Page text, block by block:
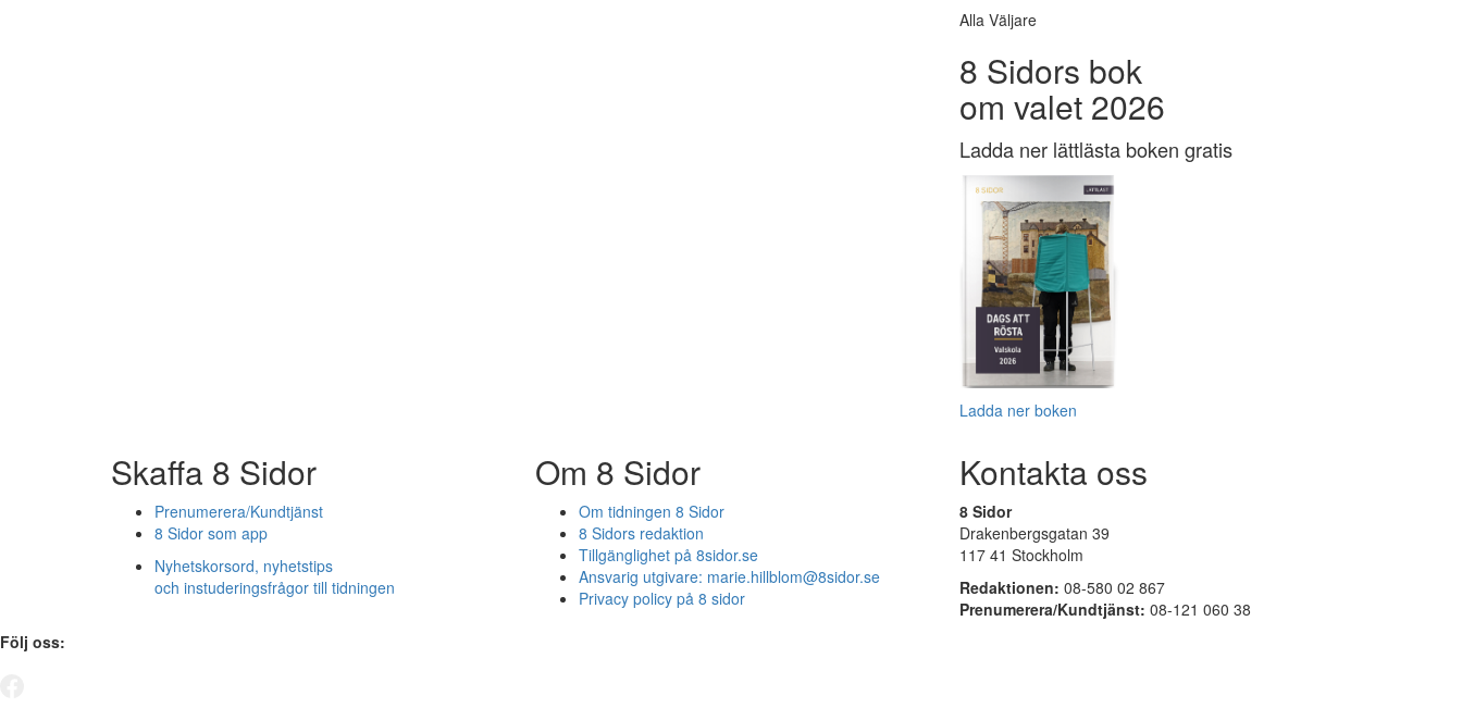
Alla Väljare
8 Sidors bok
om valet 2026
Ladda ner lättlästa boken gratis
Ladda ner boken
Skaffa 8 Sidor
Prenumerera/Kundtjänst
8 Sidor som app
Nyhetskorsord, nyhetstips
och instuderingsfrågor till tidningen
Om 8 Sidor
Om tidningen 8 Sidor
8 Sidors redaktion
Tillgänglighet på 8sidor.se
Ansvarig utgivare: marie.hillblom@8sidor.se
Privacy policy på 8 sidor
Kontakta oss
8 Sidor
Drakenbergsgatan 39
117 41 Stockholm
Redaktionen: 08-580 02 867
Prenumerera/Kundtjänst: 08-121 060 38
Följ oss: